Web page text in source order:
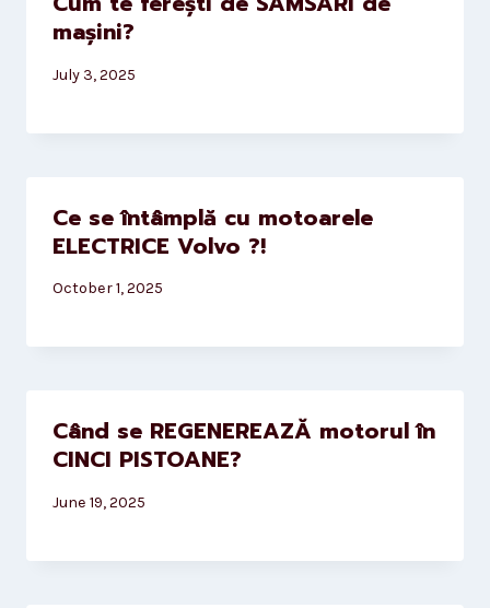
mașini?
July 3, 2025
Ce se întâmplă cu motoarele
ELECTRICE Volvo ?!
October 1, 2025
Când se REGENEREAZĂ motorul în
CINCI PISTOANE?
June 19, 2025